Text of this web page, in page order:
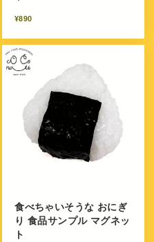
¥890
食べちゃいそうな おにぎ
り 食品サンプル マグネッ
ト